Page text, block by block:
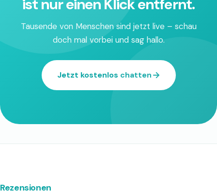
ist nur einen Klick entfernt.
Tausende von Menschen sind jetzt live – schau
doch mal vorbei und sag hallo.
Jetzt kostenlos chatten
Rezensionen